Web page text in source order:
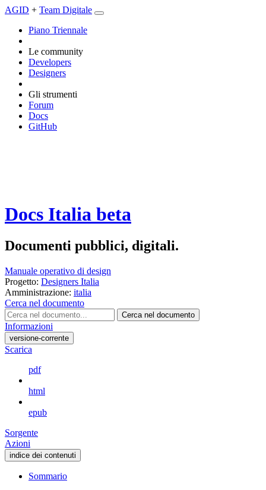
AGID + Team Digitale
Piano Triennale
Le community
Developers
Designers
Gli strumenti
Forum
Docs
GitHub
Docs Italia beta
Documenti pubblici, digitali.
Manuale operativo di design
Progetto: Designers Italia
Amministrazione: italia
Cerca nel documento
Cerca nel documento
Informazioni
versione-corrente
Scarica
pdf
html
epub
Sorgente
Azioni
indice dei contenuti
Sommario